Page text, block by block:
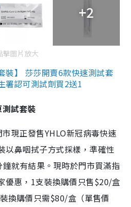
+2
擊圖片放大
裝】 莎莎開賣6款快速測試套
署認可測試劑買2送1
試套裝
現正發售YHLO新冠病毒快速
以鼻咽拭子方式採樣，準確性
就有結果。現時於門市買滿指
優惠，1支裝換購價只售$20/盒
換購價只需$80/盒（單售價